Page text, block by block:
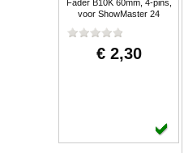
Fader B10K 60mm, 4-pins,
voor ShowMaster 24
€ 2,30